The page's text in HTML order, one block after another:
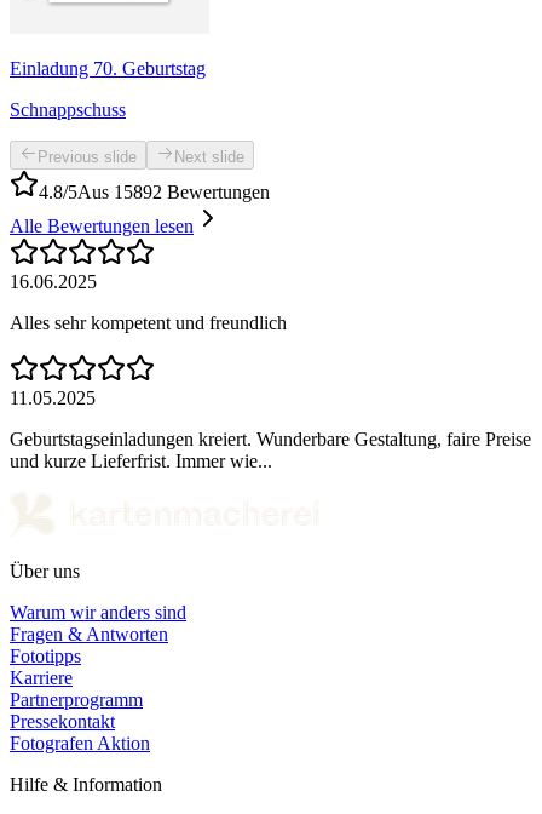
Einladung 70. Geburtstag
Schnappschuss
Previous slide Next slide
4.8/5Aus 15892 Bewertungen
Alle Bewertungen lesen
16.06.2025
Alles sehr kompetent und freundlich
11.05.2025
Geburtstagseinladungen kreiert. Wunderbare Gestaltung, faire Preise
und kurze Lieferfrist. Immer wie...
Über uns
Warum wir anders sind
Fragen & Antworten
Fototipps
Karriere
Partnerprogramm
Pressekontakt
Fotografen Aktion
Hilfe & Information